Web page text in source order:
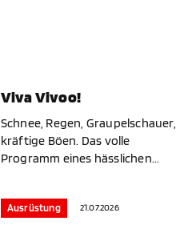
Viva Vivoo!
Schnee, Regen, Graupelschauer,
kräftige Böen. Das volle
Programm eines hässlichen...
Ausrüstung 21.07.2026